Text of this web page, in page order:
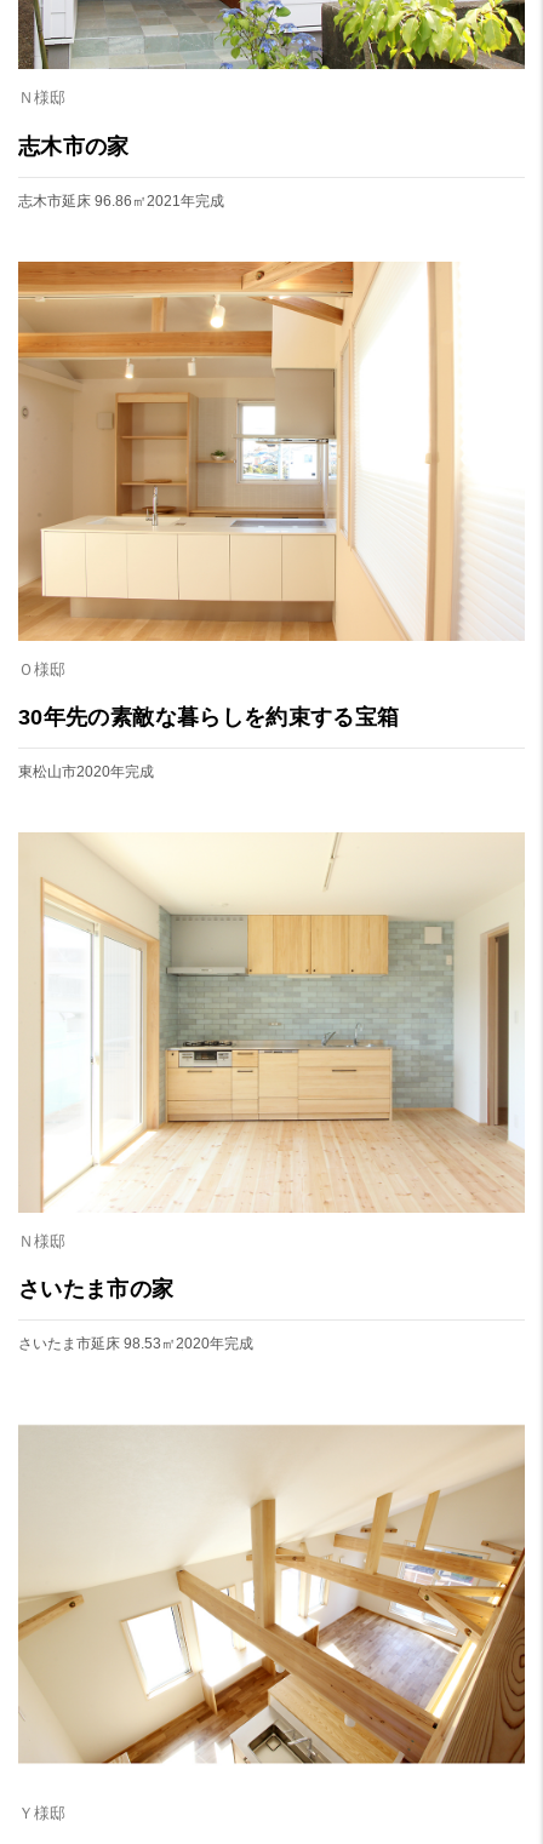
Ｎ様邸
志木市の家
志木市延床 96.86㎡2021年完成
Ｏ様邸
30年先の素敵な暮らしを約束する宝箱
東松山市2020年完成
Ｎ様邸
さいたま市の家
さいたま市延床 98.53㎡2020年完成
Ｙ様邸